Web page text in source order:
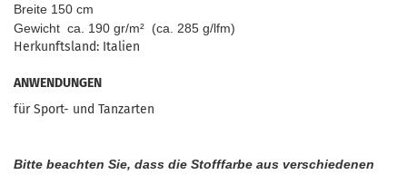
Breite 150 cm
Gewicht ca. 190 gr/m² (ca. 285 g/lfm)
Herkunftsland: Italien
ANWENDUNGEN
für Sport- und Tanzarten
Bitte beachten Sie, dass die Stofffarbe aus verschiedenen